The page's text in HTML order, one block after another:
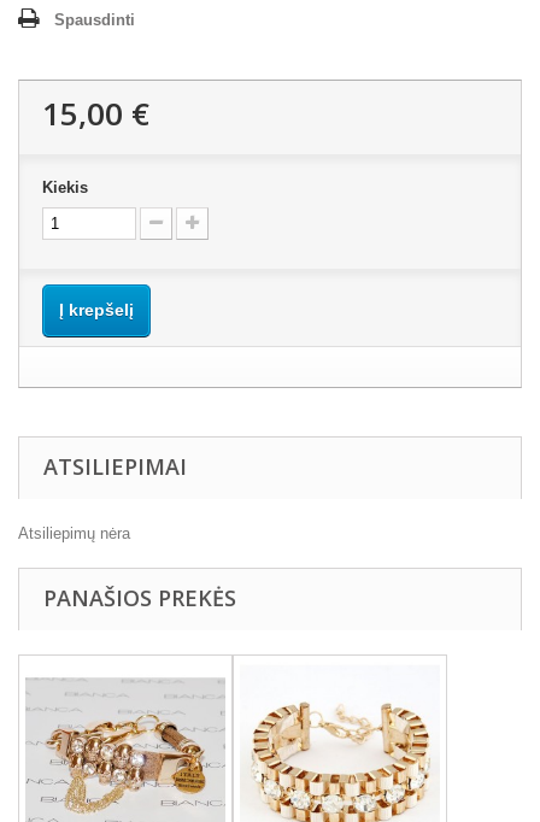
Spausdinti
15,00 €
Kiekis
Į krepšelį
ATSILIEPIMAI
Atsiliepimų nėra
PANAŠIOS PREKĖS